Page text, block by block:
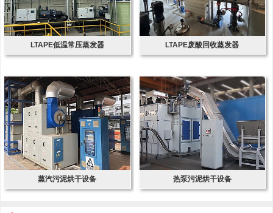
LTAPE低温常压蒸发器 LTAPE废酸回收蒸发器
蒸汽污泥烘干设备 热泵污泥烘干设备